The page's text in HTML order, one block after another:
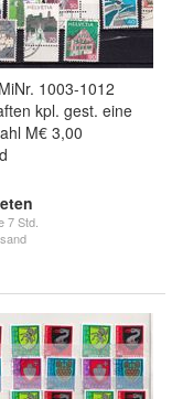
1003-1012
kpl. gest. eine
M€ 3,00
7 Std.